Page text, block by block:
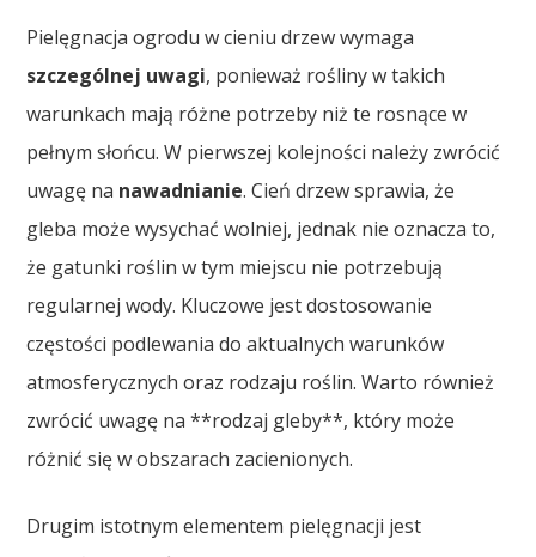
Pielęgnacja ogrodu w cieniu drzew wymaga
szczególnej uwagi, ponieważ rośliny w takich
warunkach mają różne potrzeby niż te rosnące w
pełnym słońcu. W pierwszej kolejności należy zwrócić
uwagę na nawadnianie. Cień drzew sprawia, że
gleba może wysychać wolniej, jednak nie oznacza to,
że gatunki roślin w tym miejscu nie potrzebują
regularnej wody. Kluczowe jest dostosowanie
częstości podlewania do aktualnych warunków
atmosferycznych oraz rodzaju roślin. Warto również
zwrócić uwagę na **rodzaj gleby**, który może
różnić się w obszarach zacienionych.
Drugim istotnym elementem pielęgnacji jest